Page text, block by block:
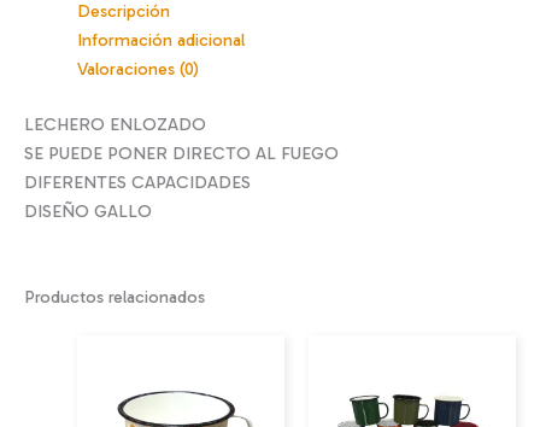
Descripción
Información adicional
Valoraciones (0)
LECHERO ENLOZADO
SE PUEDE PONER DIRECTO AL FUEGO
DIFERENTES CAPACIDADES
DISEÑO GALLO
Productos relacionados